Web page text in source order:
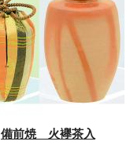
備前焼 火襷茶入